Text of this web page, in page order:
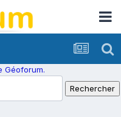
Géoforum.